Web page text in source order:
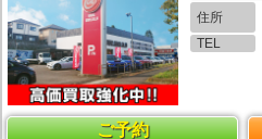
住所
TEL
ご予約